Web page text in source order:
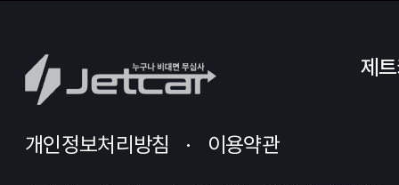
제
개인정보처리방침 이용약관